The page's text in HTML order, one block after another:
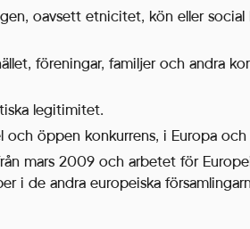
oavsett etnicitet, kön eller social
föreningar, familjer och andra
legitimitet.
öppen konkurrens, i Europa
mars 2009 och arbetet för
i de andra europeiska